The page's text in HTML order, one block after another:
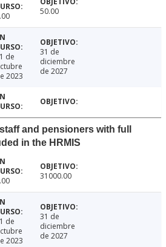
50.00
de
2023
31 de
diciembre
de 2027
and pensioners with full
in the HRMIS
31000.00
de
2023
31 de
diciembre
de 2027